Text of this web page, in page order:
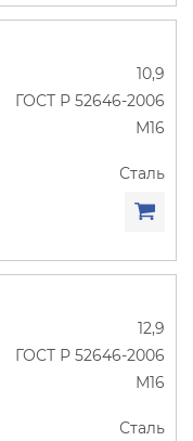
10,9
ГОСТ Р 52646-2006
М16
Сталь
12,9
ГОСТ Р 52646-2006
М16
Сталь